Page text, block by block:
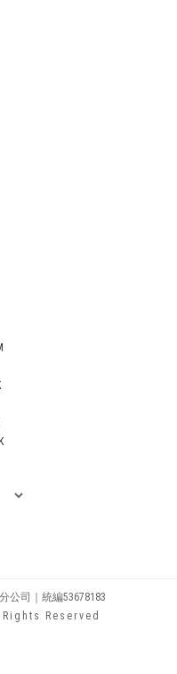
公司｜統編53678183
Reserved